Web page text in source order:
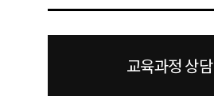
교육과정 상담